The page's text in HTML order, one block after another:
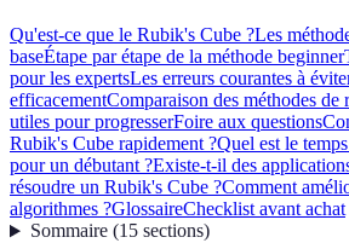
Qu'est-ce que le Rubik's Cube ?Les
baseÉtape par étape de la méthode beginner
pour les expertsLes erreurs courantes à
efficacementComparaison des méthodes de
utiles pour progresserFoire aux questions
Rubik's Cube rapidement ?Quel est le
pour un débutant ?Existe-t-il des
résoudre un Rubik's Cube ?Comment
algorithmes ?GlossaireChecklist avant achat
Sommaire(15 sections)